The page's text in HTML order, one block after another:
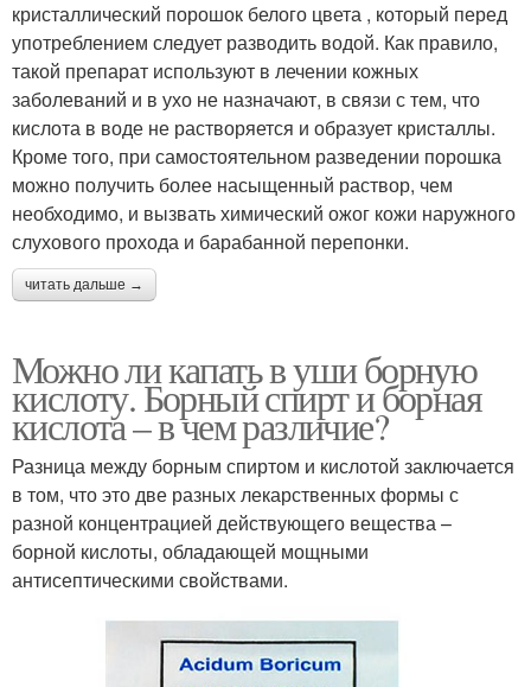
кристаллический порошок белого цвета , который перед
употреблением следует разводить водой. Как правило,
такой препарат используют в лечении кожных
заболеваний и в ухо не назначают, в связи с тем, что
кислота в воде не растворяется и образует кристаллы.
Кроме того, при самостоятельном разведении порошка
можно получить более насыщенный раствор, чем
необходимо, и вызвать химический ожог кожи наружного
слухового прохода и барабанной перепонки.
читать дальше →
Можно ли капать в уши борную
кислоту. Борный спирт и борная
кислота – в чем различие?
Разница между борным спиртом и кислотой заключается
в том, что это две разных лекарственных формы с
разной концентрацией действующего вещества –
борной кислоты, обладающей мощными
антисептическими свойствами.